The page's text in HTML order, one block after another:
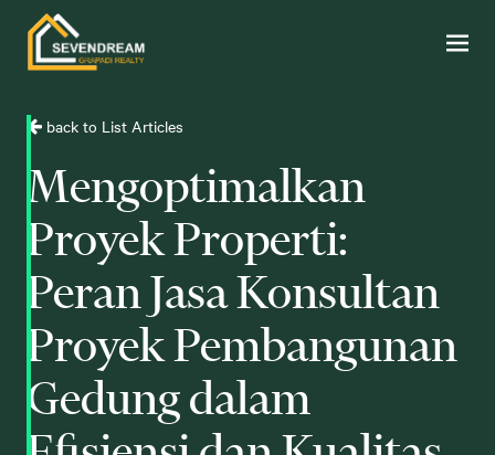
back to List Articles
Mengoptimalkan
Proyek Properti:
Peran Jasa Konsultan
Proyek Pembangunan
Gedung dalam